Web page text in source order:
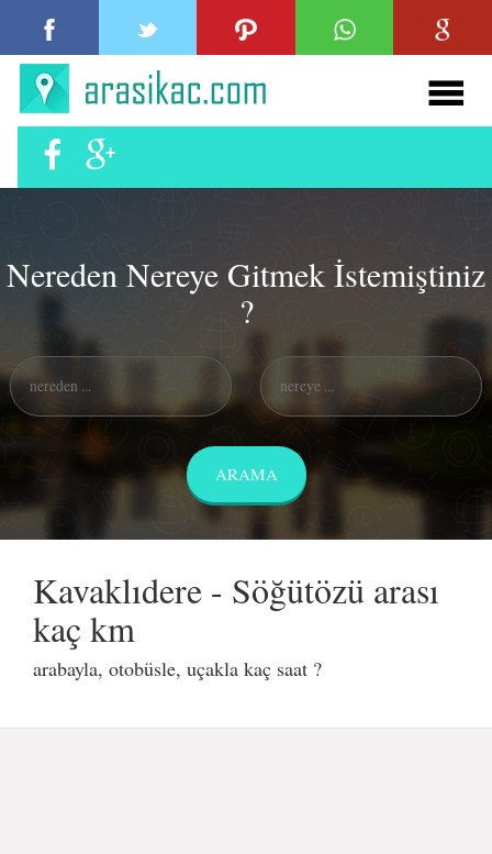
Nereden Nereye Gitmek İstemiştiniz
?
Kavaklıdere - Söğütözü arası
kaç km
arabayla, otobüsle, uçakla kaç saat ?